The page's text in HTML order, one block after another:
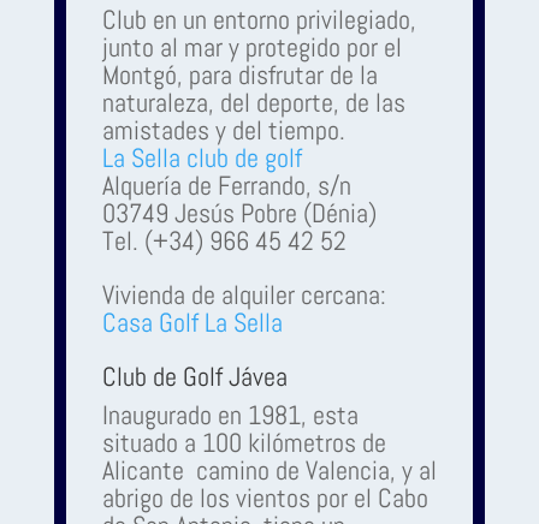
Club en un entorno privilegiado,
junto al mar y protegido por el
Montgó, para disfrutar de la
naturaleza, del deporte, de las
amistades y del tiempo.
La Sella club de golf
Alquería de Ferrando, s/n
03749 Jesús Pobre (Dénia)
Tel. (+34) 966 45 42 52
Vivienda de alquiler cercana:
Casa Golf La Sella
Club de Golf Jávea
Inaugurado en 1981, esta
situado a 100 kilómetros de
Alicante camino de Valencia, y al
abrigo de los vientos por el Cabo